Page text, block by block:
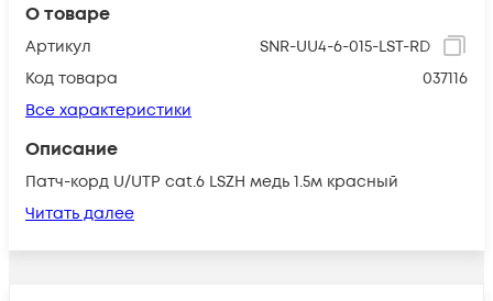
О товаре
Артикул
SNR-UU4-6-015-LST-RD
Код товара
037116
Все характеристики
Описание
Патч-корд U/UTP cat.6 LSZH медь 1.5м красный
Читать далее